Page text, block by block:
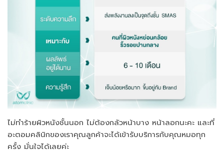
ไม่ทำร้ายผิวหนังชั้นนอก ไม่ต้องกลัวหน้าบาง หน้าลอกนะคะ และที่
อะตอมคลินิกของเราคุณลูกค้าจะได้เข้ารับบริการกับคุณหมอทุก
ครั้ง มั่นใจได้เลยค่ะ